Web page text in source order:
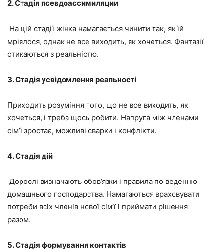
2. Стадія псевдоассимиляции
На цій стадії жінка намагається чинити так, як їй
мріялося, однак не все виходить, як хочеться. Фантазії
стикаються з реальністю.
3. Стадія усвідомлення реальності
Приходить розуміння того, що не все виходить, як
хочеться, і треба щось робити. Напруга між членами
сім’ї зростає, можливі сварки і конфлікти.
4. Стадія дій
Дорослі визначають обов’язки і правила по веденню
домашнього господарства. Намагаються враховувати
потреби всіх членів нової сім’ї і приймати рішення
разом.
5. Стадія формування контактів